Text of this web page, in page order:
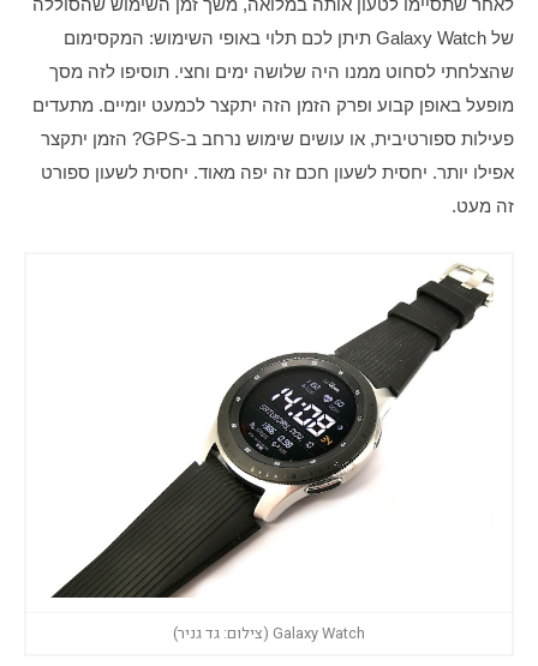
זה מעט.
Galaxy Watch (צילום: גד גניר)